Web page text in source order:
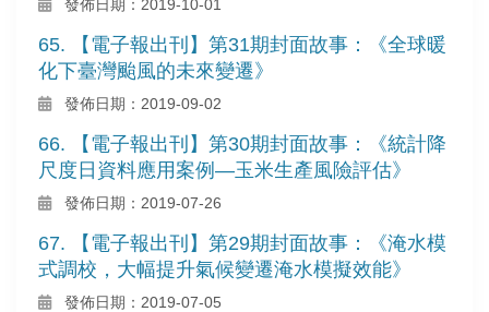
發佈日期：2019-10-01
65. 【電子報出刊】第31期封面故事：《全球暖
化下臺灣颱風的未來變遷》
發佈日期：2019-09-02
66. 【電子報出刊】第30期封面故事：《統計降
尺度日資料應用案例—玉米生產風險評估》
發佈日期：2019-07-26
67. 【電子報出刊】第29期封面故事：《淹水模
式調校，大幅提升氣候變遷淹水模擬效能》
發佈日期：2019-07-05